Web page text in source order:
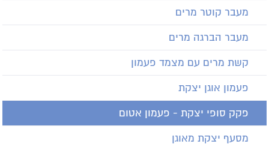
מעבר קוטר מרים
מעבר הברגה מרים
קשת מרים עם מצמד פעמון
פעמון אוגן יצקת
פקק סופי יצקת - פעמון אטום
מסעף יצקת מאוגן